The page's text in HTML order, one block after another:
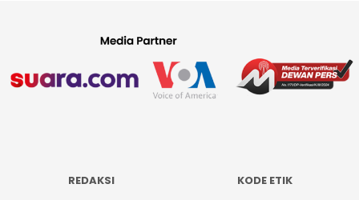
REDAKSI
KODE ETIK